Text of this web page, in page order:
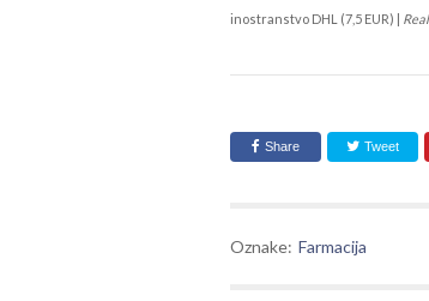
inostranstvo DHL (7,5 EUR) |
Share Tweet
Oznake: Farmacija